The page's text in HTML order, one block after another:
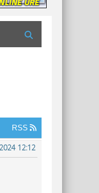
RSS
12:12